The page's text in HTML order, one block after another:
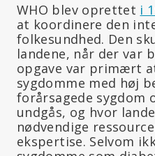
WHO blev oprettet i
at koordinere den
folkesundhed. Den
landene, når der var
opgave var primært
sygdomme med høj
forårsagede sygdom
undgås, og hvor
nødvendige
ekspertise. Selvom